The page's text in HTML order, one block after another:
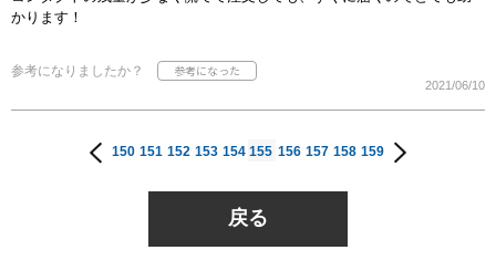
かります！
参考になりましたか？
2021/06/10
150 151 152 153 154 155 156 157 158 159
戻る